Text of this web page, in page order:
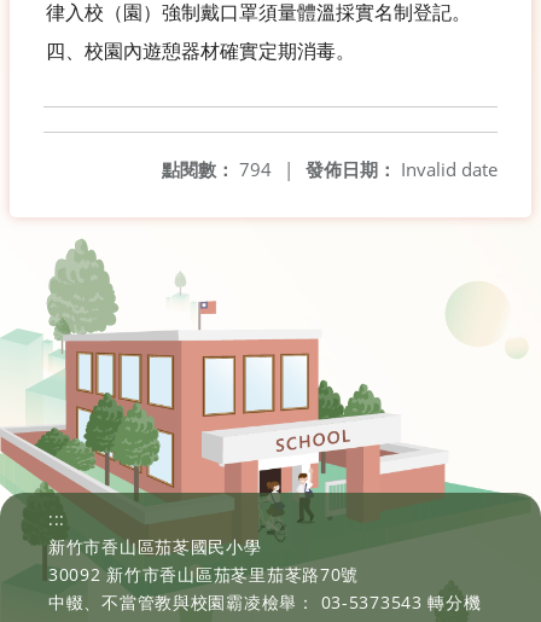
律入校（園）強制戴口罩須量體溫採實名制登記。
四、校園內遊憩器材確實定期消毒。
發佈日期： Invalid date
點閱數： 794 |
:::
新竹市香山區茄苳國民小學
30092 新竹市香山區茄苳里茄苳路70號
中輟、不當管教與校園霸凌檢舉： 03-5373543 轉分機